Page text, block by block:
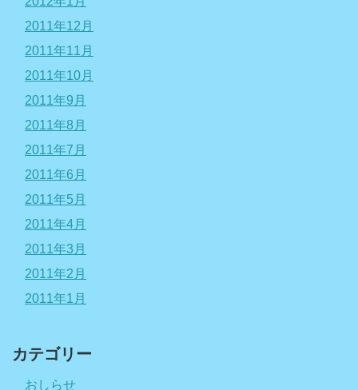
2011年12月
2011年11月
2011年10月
2011年9月
2011年8月
2011年7月
2011年6月
2011年5月
2011年4月
2011年3月
2011年2月
2011年1月
カテゴリー
おしらせ